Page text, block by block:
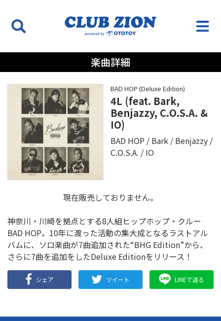
楽曲詳細
BAD HOP (Deluxe Edition)
4L (feat. Bark,
Benjazzy, C.O.S.A. &
IO)
BAD HOP Bark
Benjazzy
C.O.S.A.
IO
現在販売しておりません。
神奈川・川崎を拠点とする8人組ヒップホップ・クルー
BAD HOP。10年に渡った活動の集大成となるラストアル
バムに、ソロ楽曲が7曲追加された“BHG Edition”から、
さらに7曲を追加をしたDeluxe Editionをリリース！
シェア ツイート LINEで送る